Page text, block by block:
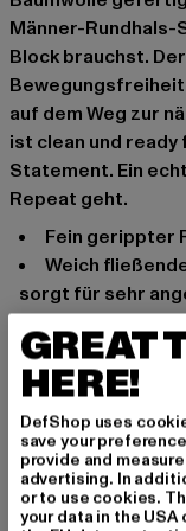
Männer-Rundhals-
Block brauchst.
auf dem Weg zur
ist clean und
Statement. Ein
Repeat geht.
fein gerippter
weich fließendes und robustes Baumwollmaterial
sorgt für sehr
lockere
Anlass: Bequem,
Ausschnitt: Rundhals
Ärmelart: Kurzarm
Schnitt: Locker
Marke: Urban
Kat.: Bekleidung
GREAT
HERE!
DefShop uses
save your
provide and
advertising. In
or to use cookies.
your data in the